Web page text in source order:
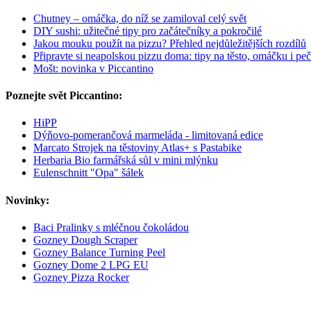
Chutney – omáčka, do níž se zamiloval celý svět
DIY sushi: užitečné tipy pro začátečníky a pokročilé
Jakou mouku použít na pizzu? Přehled nejdůležitějších rozdílů
Připravte si neapolskou pizzu doma: tipy na těsto, omáčku i
Mošt: novinka v Piccantino
Poznejte svět Piccantino:
HiPP
Dýňovo-pomerančová marmeláda - limitovaná edice
Marcato Strojek na těstoviny Atlas+ s Pastabike
Herbaria Bio farmářská sůl v mini mlýnku
Eulenschnitt "Opa" šálek
Novinky:
Baci Pralinky s mléčnou čokoládou
Gozney Dough Scraper
Gozney Balance Turning Peel
Gozney Dome 2 LPG EU
Gozney Pizza Rocker